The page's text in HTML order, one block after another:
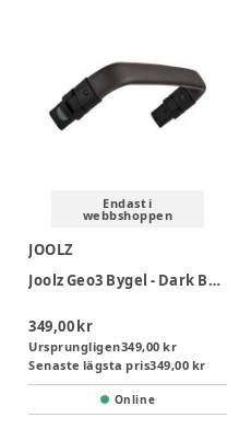
Endast i
webbshoppen
JOOLZ
Joolz Geo3 Bygel - Dark Brown
349,00 kr
Ursprungligen349,00 kr
Senaste lägsta pris349,00 kr
Online